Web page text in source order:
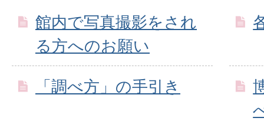
館内で写真撮影をされ
る方へのお願い
「調べ方」の手引き